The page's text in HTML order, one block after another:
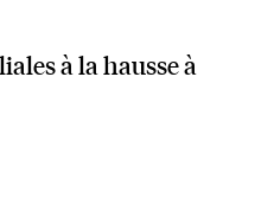
à la hausse à